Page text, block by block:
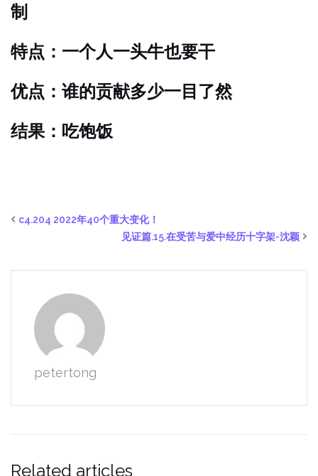
制
特点：一个人一头牛也要干
优点：谁的贡献多少一目了然
结果：吃饱饭
c4.204 2022年40个重大变化！
见证篇.15.在受苦与爱中经历十字架-沈颖
petertong
Related articles